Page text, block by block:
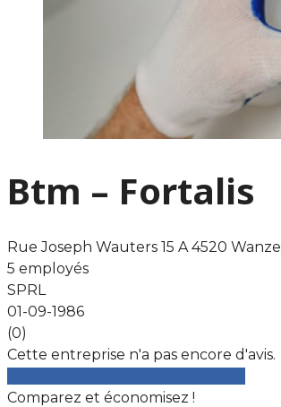
Btm – Fortalis
Rue Joseph Wauters 15 A 4520 Wanze
5 employés
SPRL
01-09-1986
(0)
Cette entreprise n'a pas encore d'avis.
Comparez et économisez !